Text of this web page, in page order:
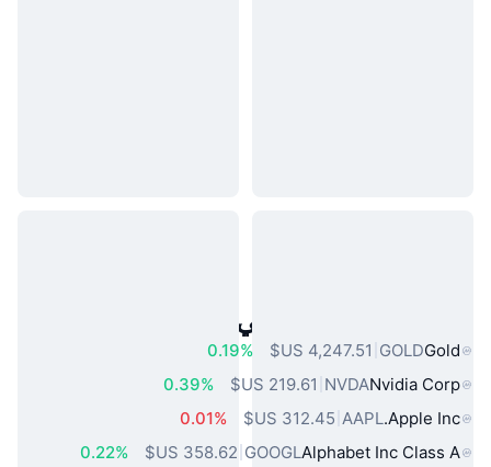
أصول العالم الحقيقي الشائعة
Gold
GOLD
0.19%
Nvidia Corp
NVDA
0.39%
Apple Inc.
AAPL
0.01%
Alphabet Inc Class A
GOOGL
0.22%